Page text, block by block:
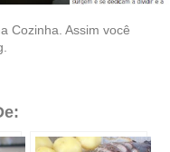
Cozinha. Assim você